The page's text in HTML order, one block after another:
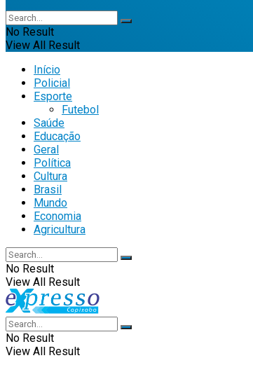
No Result
View All Result
Início
Policial
Esporte
Futebol
Saúde
Educação
Geral
Política
Cultura
Brasil
Mundo
Economia
Agricultura
No Result
View All Result
No Result
View All Result